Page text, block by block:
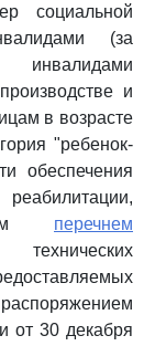
социальной
(за
инвалидами
и
в возрасте
"ребенок-
обеспечения
перечнем
технических
от 30 декабря